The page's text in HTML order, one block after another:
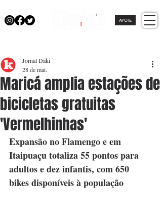
APOIE
Maricá amplia estações de
bicicletas gratuitas
'Vermelhinhas'
Jornal Daki
28 de mai.
Expansão no Flamengo e em
Itaipuaçu totaliza 55 pontos para
adultos e dez infantis, com 650
bikes disponíveis à população